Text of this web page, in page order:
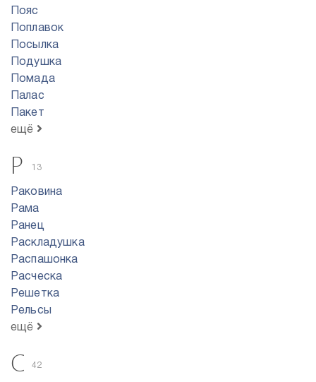
Пояс
Поплавок
Посылка
Подушка
Помада
Палас
Пакет
ещё
Р 13
Раковина
Рама
Ранец
Раскладушка
Распашонка
Расческа
Решетка
Рельсы
ещё
С 42